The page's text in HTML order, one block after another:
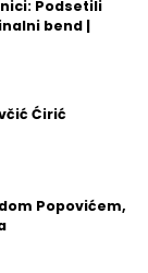
Podsetili
bend |
Ćirić
Popovićem,